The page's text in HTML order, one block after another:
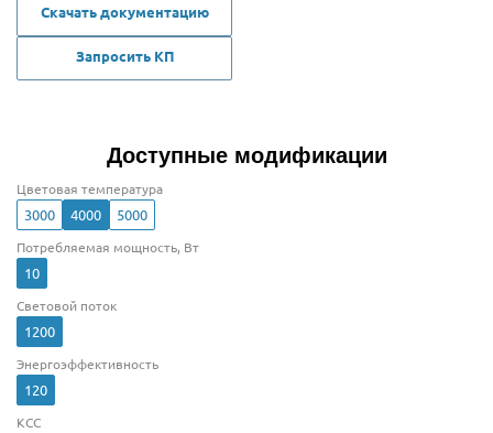
Скачать документацию
Запросить КП
Доступные модификации
Цветовая температура
3000 4000 5000
Потребляемая мощность, Вт
10
Световой поток
1200
Энергоэффективность
120
КСС